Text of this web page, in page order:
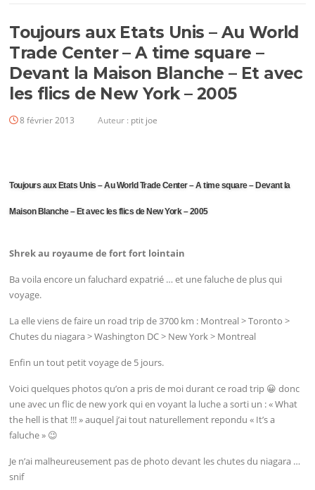
Toujours aux Etats Unis – Au World
Trade Center – A time square –
Devant la Maison Blanche – Et avec
les flics de New York – 2005
8 février 2013 Auteur : ptit joe
Toujours aux Etats Unis – Au World Trade Center – A time square – Devant la
Maison Blanche – Et avec les flics de New York – 2005
Shrek au royaume de fort fort lointain
Ba voila encore un faluchard expatrié … et une faluche de plus qui
voyage.
La elle viens de faire un road trip de 3700 km : Montreal > Toronto >
Chutes du niagara > Washington DC > New York > Montreal
Enfin un tout petit voyage de 5 jours.
Voici quelques photos qu’on a pris de moi durant ce road trip 😀 donc
une avec un flic de new york qui en voyant la luche a sorti un : « What
the hell is that !!! » auquel j’ai tout naturellement repondu « It’s a
faluche » 😉
Je n’ai malheureusement pas de photo devant les chutes du niagara …
snif